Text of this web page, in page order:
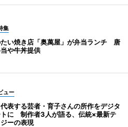
集
い焼き店「奥萬屋」が弁当ランチ 唐
や牛丼提供
ュー
表する芸者・育子さんの所作をデジタ
トに 制作者3人が語る、伝統×最新テ
ーの表現